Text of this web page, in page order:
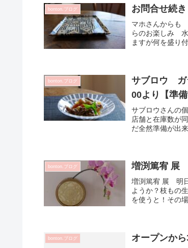
bonton.ブログ お問合せ続
マホさんからも
らのお楽しみ 水
ますが何を盛り
bonton.ブログ
サブロウ ガ
00より【準備
サブロウさんの
店舗と在庫数が
だ全然準備が出
bonton.ブログ 増渕篤宥 展
増渕篤宥 展 明
ようか？枝もの
を使うと！その
bonton.ブログ オープンか